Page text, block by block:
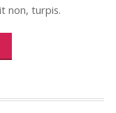
non, turpis.